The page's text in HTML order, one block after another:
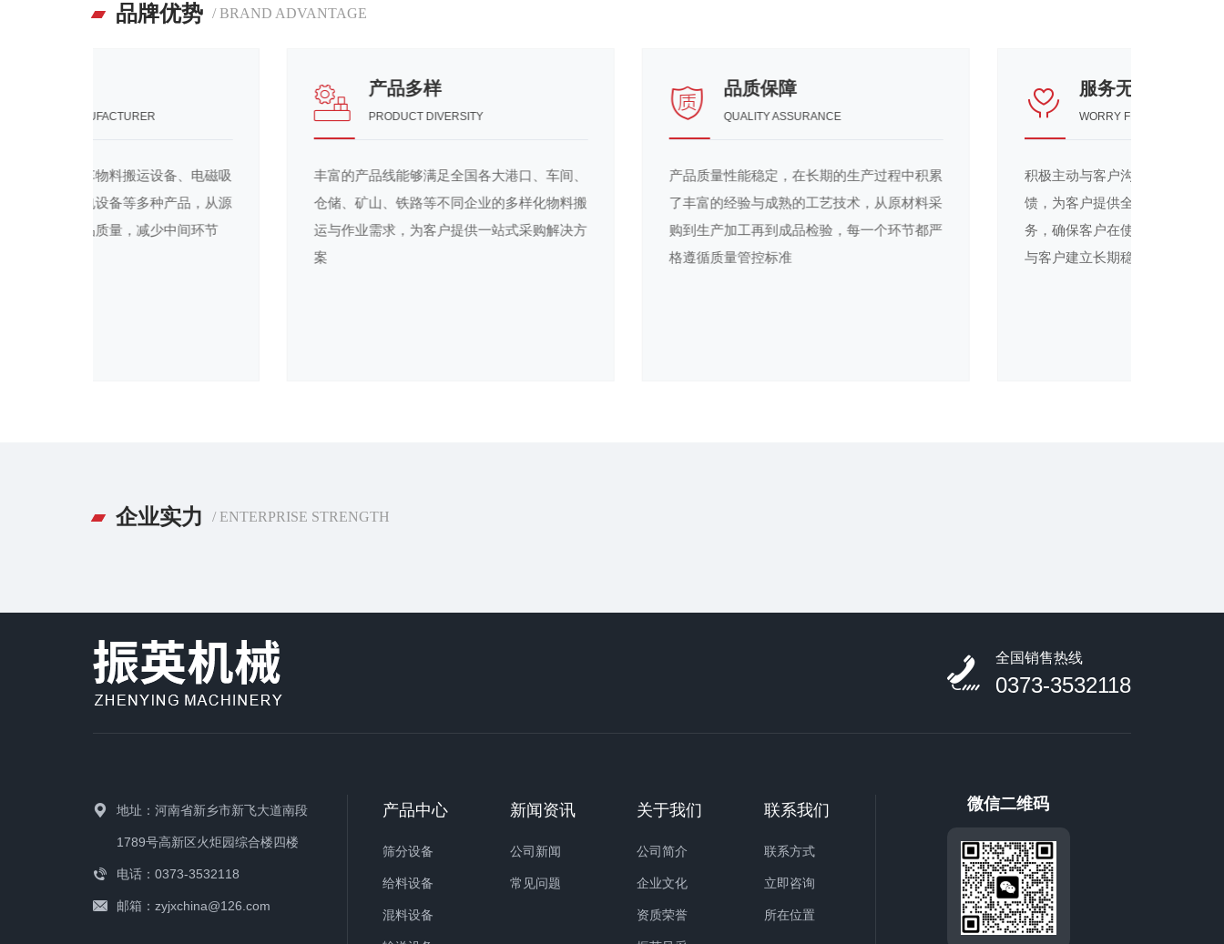
品牌优势 / BRAND ADVANTAGE
SOURCE MANUFACTURER
自主生产无轨电动平车物料搬运设备、电磁吸
盘、电缆卷筒移动供电设备等多种产品，从源
头把控生产流程与产品质量，减少中间环节
丰富的产品线能够满足全国各大港口、车间、
仓储、矿山、铁路等不同企业的多样化物料搬
运与作业需求，为客户提供一站式采购解决方
产品质量性能稳定，在长期的生产过程中积累
了丰富的经验与成熟的工艺技术，从原材料采
购到生产加工再到成品检验，每一个环节都严
企业实力 / ENTERPRISE STRENGTH
全国销售热线
0373-3532118
地址：河南省新乡市新飞大道南段
1789号高新区火炬园综合楼四楼
电话：0373-3532118
邮箱：zyjxchina@126.com
产品中心
筛分设备
给料设备
混料设备
新闻资讯
公司新闻
常见问题
关于我们
公司简介
企业文化
资质荣誉
联系我们
联系方式
立即咨询
所在位置
微信二维码